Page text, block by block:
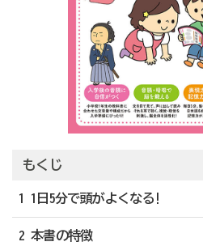
もくじ
1 1日5分で頭がよくなる!
2 本書の特徴